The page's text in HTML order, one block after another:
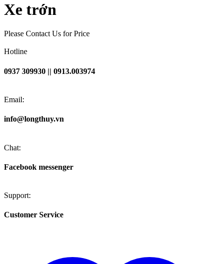
Xe trớn
Please Contact Us for Price
Hotline
0937 309930 || 0913.003974
Email:
info@longthuy.vn
Chat:
Facebook messenger
Support:
Customer Service